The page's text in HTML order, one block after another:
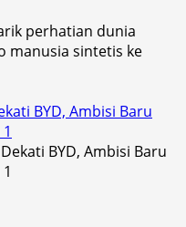
perhatian dunia
manusia sintetis ke
BYD, Ambisi Baru